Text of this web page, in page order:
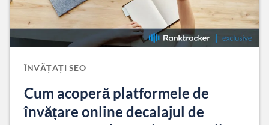
ÎNVĂȚAȚI SEO
Cum acoperă platformele de
învățare online decalajul de